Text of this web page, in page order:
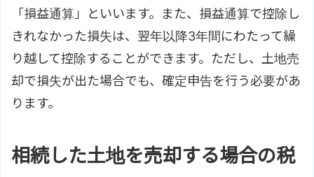
「損益通算」といいます。また、損益通算で控除し
きれなかった損失は、翌年以降3年間にわたって繰
り越して控除することができます。ただし、土地売
却で損失が出た場合でも、確定申告を行う必要があ
ります。
相続した土地を売却する場合の税